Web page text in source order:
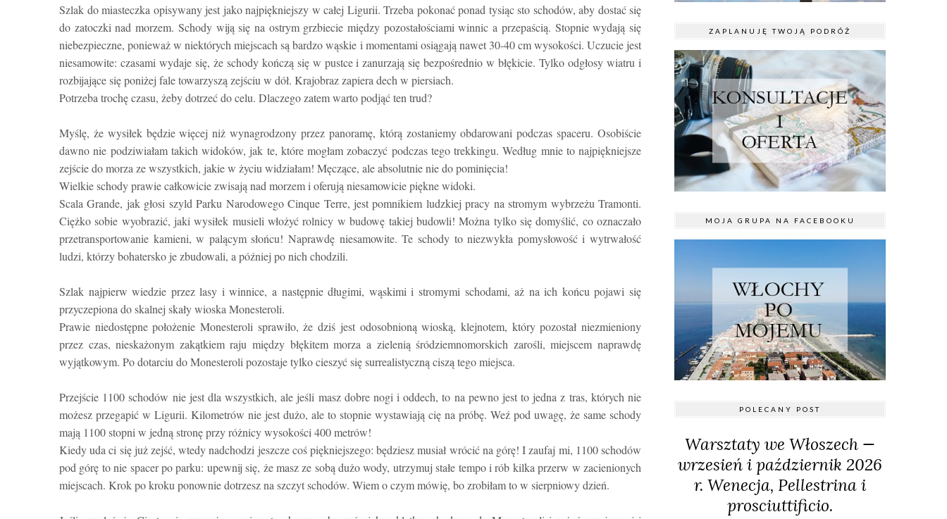
Szlak do miasteczka opisywany jest jako najpiękniejszy w całej Ligurii. Trzeba pokonać ponad tysiąc sto schodów, aby dostać się
do zatoczki nad morzem. Schody wiją się na ostrym grzbiecie między pozostałościami winnic a przepaścią. Stopnie wydają się
niebezpieczne, ponieważ w niektórych miejscach są bardzo wąskie i momentami osiągają nawet 30-40 cm wysokości. Uczucie jest
niesamowite: czasami wydaje się, że schody kończą się w pustce i zanurzają się bezpośrednio w błękicie. Tylko odgłosy wiatru i
rozbijające się poniżej fale towarzyszą zejściu w dół. Krajobraz zapiera dech w piersiach.
Potrzeba trochę czasu, żeby dotrzeć do celu. Dlaczego zatem warto podjąć ten trud?
Myślę, że wysiłek będzie więcej niż wynagrodzony przez panoramę, którą zostaniemy obdarowani podczas spaceru. Osobiście
dawno nie podziwiałam takich widoków, jak te, które mogłam zobaczyć podczas tego trekkingu. Według mnie to najpiękniejsze
zejście do morza ze wszystkich, jakie w życiu widziałam! Męczące, ale absolutnie nie do pominięcia!
Wielkie schody prawie całkowicie zwisają nad morzem i oferują niesamowicie piękne widoki.
Scala Grande, jak głosi szyld Parku Narodowego Cinque Terre, jest pomnikiem ludzkiej pracy na stromym wybrzeżu Tramonti.
Ciężko sobie wyobrazić, jaki wysiłek musieli włożyć rolnicy w budowę takiej budowli! Można tylko się domyślić, co oznaczało
przetransportowanie kamieni, w palącym słońcu! Naprawdę niesamowite. Te schody to niezwykła pomysłowość i wytrwałość
ludzi, którzy bohatersko je zbudowali, a później po nich chodzili.
Szlak najpierw wiedzie przez lasy i winnice, a następnie długimi, wąskimi i stromymi schodami, aż na ich końcu pojawi się
przyczepiona do skalnej skały wioska Monesteroli.
Prawie niedostępne położenie Monesteroli sprawiło, że dziś jest odosobnioną wioską, klejnotem, który pozostał niezmieniony
przez czas, nieskażonym zakątkiem raju między błękitem morza a zielenią śródziemnomorskich zarośli, miejscem naprawdę
wyjątkowym. Po dotarciu do Monesteroli pozostaje tylko cieszyć się surrealistyczną ciszą tego miejsca.
Przejście 1100 schodów nie jest dla wszystkich, ale jeśli masz dobre nogi i oddech, to na pewno jest to jedna z tras, których nie
możesz przegapić w Ligurii. Kilometrów nie jest dużo, ale to stopnie wystawiają cię na próbę. Weź pod uwagę, że same schody
mają 1100 stopni w jedną stronę przy różnicy wysokości 400 metrów!
Kiedy uda ci się już zejść, wtedy nadchodzi jeszcze coś piękniejszego: będziesz musiał wrócić na górę! I zaufaj mi, 1100 schodów
pod górę to nie spacer po parku: upewnij się, że masz ze sobą dużo wody, utrzymuj stałe tempo i rób kilka przerw w zacienionych
miejscach. Krok po kroku ponownie dotrzesz na szczyt schodów. Wiem o czym mówię, bo zrobiłam to w sierpniowy dzień.
ZAPLANUJĘ TWOJĄ PODRÓŻ
MOJA GRUPA NA FACEBOOKU
POLECANY POST
Warsztaty we Włoszech —
wrzesień i październik 2026
r. Wenecja, Pellestrina i
prosciuttificio.